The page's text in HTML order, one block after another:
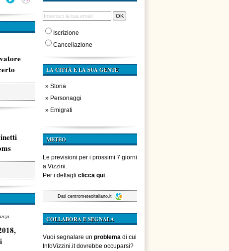
Iscrizione
Cancellazione
LA CITTÀ E LA SUA GENTE
» Storia
» Personaggi
» Emigrati
METEO
Le previsioni per i prossimi 7 giorni
a Vizzini.
Per i dettagli clicca qui.
Dati centrometeoitaliano.it
COLLABORA E SEGNALA
Vuoi segnalare un problema di cui
InfoVizzini.it dovrebbe occuparsi?